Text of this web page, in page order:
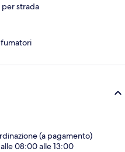
strada
(a pagamento)
08:00 alle 13:00